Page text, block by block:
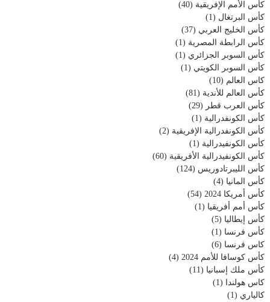
كأس الأمم الإفريقية (40)
كأس البرتغال (1)
كأس الخليج العربي (37)
كأس الرابطة المصرية (1)
كأس السوبر الجزائري (1)
كأس السوبر الكويتي (1)
كاس العالم (10)
كأس العالم للأندية (81)
كأس العرب قطر (29)
كأس الكونفدرالية (1)
كأس الكونفدرالية الإفريقية (2)
كأس الكونفيدرالية (1)
كأس الكونفيدرالية الأفريقية (60)
كأس الليبرتادوريس (124)
كأس المانيا (4)
كأس أمريكا 2024
(54)
كأس أمم أفريقيا (1)
كأس إيطاليا (5)
كأس فرنسا (1)
كاس فرنسا (6)
كأس كوسافا للأمم 2024
(4)
كأس ملك إسبانيا (11)
كاس هولندا (1)
كالياري (1)